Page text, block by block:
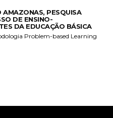
PESQUISA
DE ENSINO-
DA EDUCAÇÃO BÁSICA
Problem-based Learning